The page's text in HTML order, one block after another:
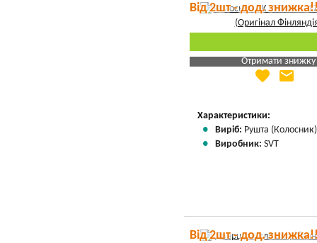
Від 2шт - дод.
Отримати знижку
Яка Ваша ціна
favorite email
Характеристики:
Виріб: Рушта
Виробник: SVT
Від 2шт - дод.